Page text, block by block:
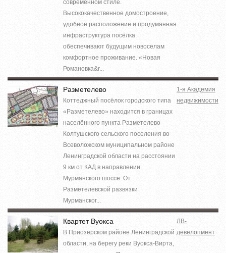
современном стиле.
Высококачественное домостроение,
удобное расположение и продуманная
инфраструктура посёлка
обеспечивают будущим новоселам
комфортное проживание. «Новая
Романовка&r...
Разметелево
Коттеджный посёлок городского типа
«Разметелево» находится в границах
населённого пункта Разметелево
Колтушского сельского поселения во
Всеволожском муниципальном районе
Ленинградской области на расстоянии
9 км от КАД в направлении
Мурманского шоссе. От
Разметелевской развязки
Мурманског...
1-я Академия
недвижимости
Квартет Вуокса
В Приозерском районе Ленинградской
области, на берегу реки Вуокса-Вирта,
ЛВ-
девелопмент